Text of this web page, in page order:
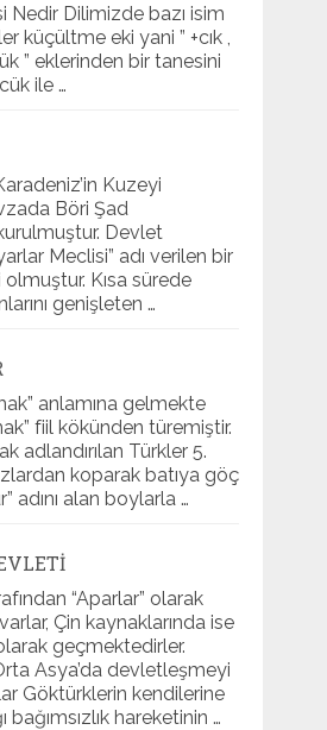
Nedir Dilimizde bazı isim
küçültme eki yani ” +cık ,
” eklerinden bir tanesini
ile …
Kuzeyi
Böri Şad
Devlet
Meclisi” adı verilen bir
Kısa sürede
genişleten …
anlamına gelmekte
fiil kökünden türemiştir.
adlandırılan Türkler 5.
koparak batıya göç
adını alan boylarla …
“Aparlar” olarak
Çin kaynaklarında ise
geçmektedirler.
Asya’da devletleşmeyi
Göktürklerin kendilerine
bağımsızlık hareketinin …